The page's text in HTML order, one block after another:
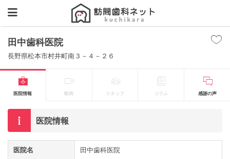
田中歯科医院
長野県松本市村井町南３－４－２６
医院情報 動画 スタッフ コラム 感謝の声
医院情報
医院名 田中歯科医院